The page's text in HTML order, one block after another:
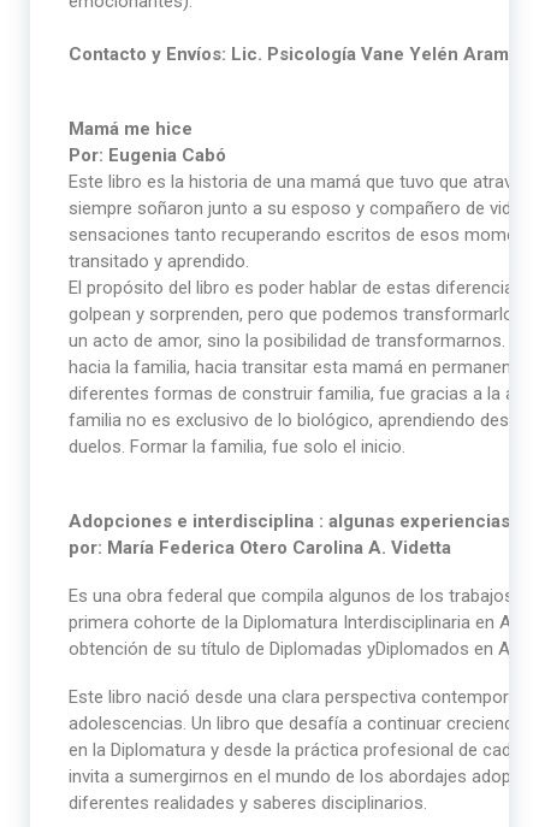
Contacto y Envíos: Lic. Psicología Vane Yelén
Mamá me hice
Por: Eugenia Cabó
Este libro es la historia de una mamá que tuvo que
siempre soñaron junto a su esposo y compañero de vida.
sensaciones tanto recuperando escritos de esos
transitado y aprendido.
El propósito del libro es poder hablar de estas
golpean y sorprenden, pero que podemos transformarlo
un acto de amor, sino la posibilidad de transformarnos. Si
hacia la familia, hacia transitar esta mamá en
diferentes formas de construir familia, fue gracias a la
familia no es exclusivo de lo biológico, aprendiendo
duelos. Formar la familia, fue solo el inicio.
Adopciones e interdisciplina : algunas experiencias y
por: María Federica Otero Carolina A. Videtta
Es una obra federal que compila algunos de los trabajos
primera cohorte de la Diplomatura Interdisciplinaria en
obtención de su título de Diplomadas yDiplomados en
Este libro nació desde una clara perspectiva
adolescencias. Un libro que desafía a continuar
en la Diplomatura y desde la práctica profesional de cada
invita a sumergirnos en el mundo de los abordajes
diferentes realidades y saberes disciplinarios.